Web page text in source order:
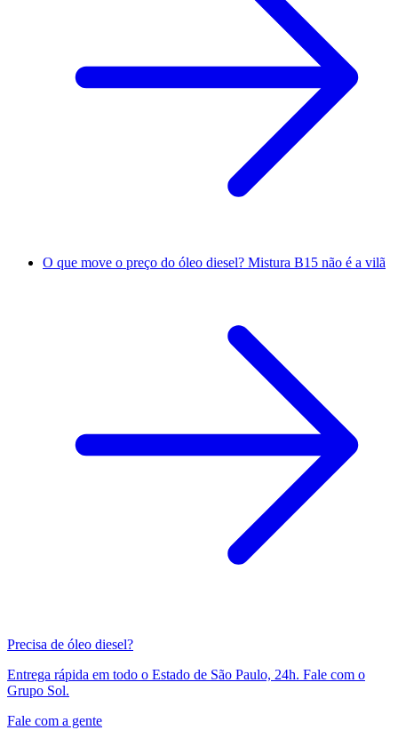
O que move o preço do óleo diesel? Mistura B15 não é a vilã
Precisa de óleo diesel?
Entrega rápida em todo o Estado de São Paulo, 24h. Fale com o
Grupo Sol.
Fale com a gente